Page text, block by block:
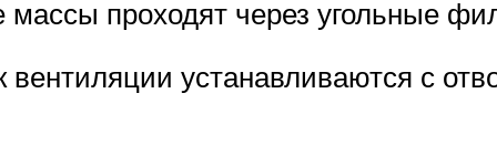
проходят через угольные
устанавливаются с